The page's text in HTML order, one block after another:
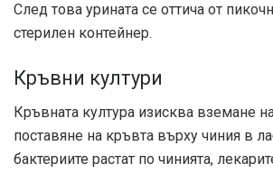
След това урината се оттича от
стерилен контейнер.
Кръвни култури
Кръвната култура изисква вземане
поставяне на кръвта върху чиния в
бактериите растат по чинията,